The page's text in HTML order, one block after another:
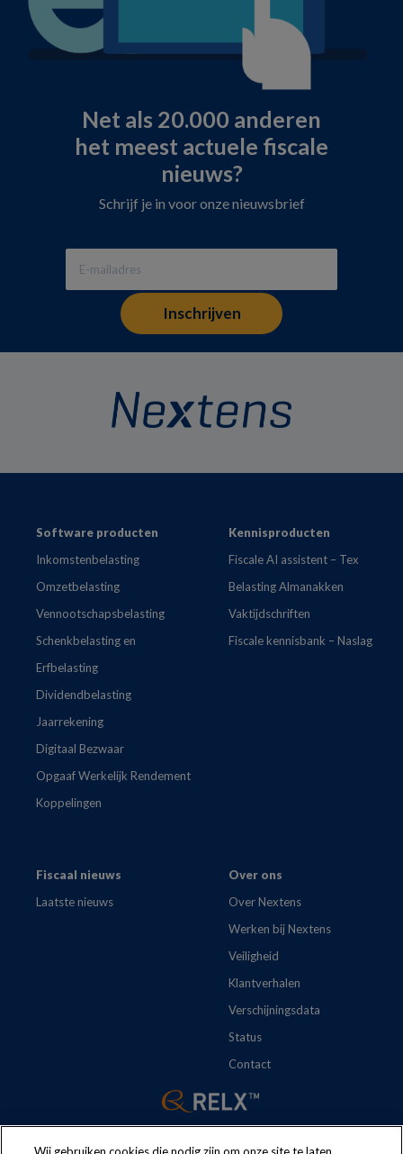
Net als 20.000 anderen
het meest actuele fiscale
nieuws?
Schrijf je in voor onze nieuwsbrief
FooterSoftware producten
Inkomstenbelasting
Omzetbelasting
Vennootschapsbelasting
Schenkbelasting en
Erfbelasting
Dividendbelasting
Jaarrekening
Digitaal Bezwaar
Opgaaf Werkelijk Rendement
Koppelingen
Kennisproducten
Fiscale AI assistent – Tex
Belasting Almanakken
Vaktijdschriften
Fiscale kennisbank – Naslag
Fiscaal nieuws
Laatste nieuws
Over ons
Over Nextens
Werken bij Nextens
Veiligheid
Klantverhalen
Verschijningsdata
Status
Contact